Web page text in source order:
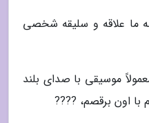
ما علاقه و سلیقه شخصی
موسیقی با صدای بلند
با اون برقصم، ????